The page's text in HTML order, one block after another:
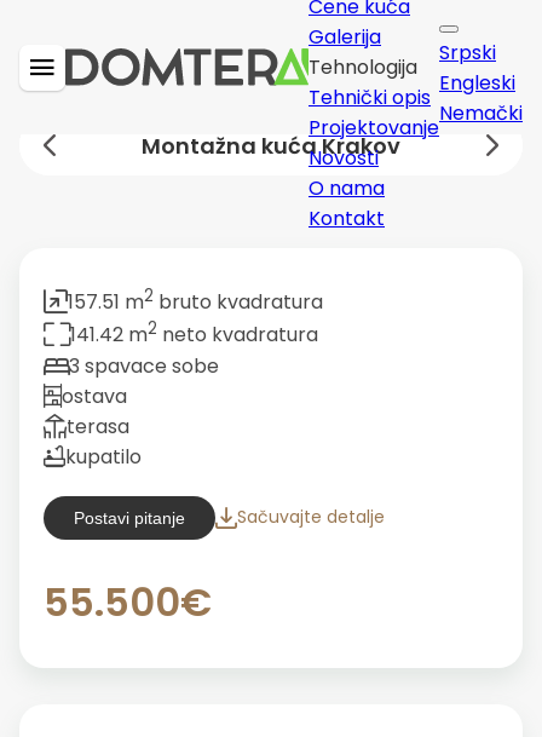
Cene kuća
Galerija
Tehnologija
Tehnički opis
Projektovanje
Novosti
O nama
Kontakt
Srpski
Engleski
Nemački
Montažna kuća Krakov
157.51 m2 bruto kvadratura
141.42 m2 neto kvadratura
3 spavace sobe
ostava
terasa
kupatilo
Postavi pitanje Sačuvajte detalje
55.500€